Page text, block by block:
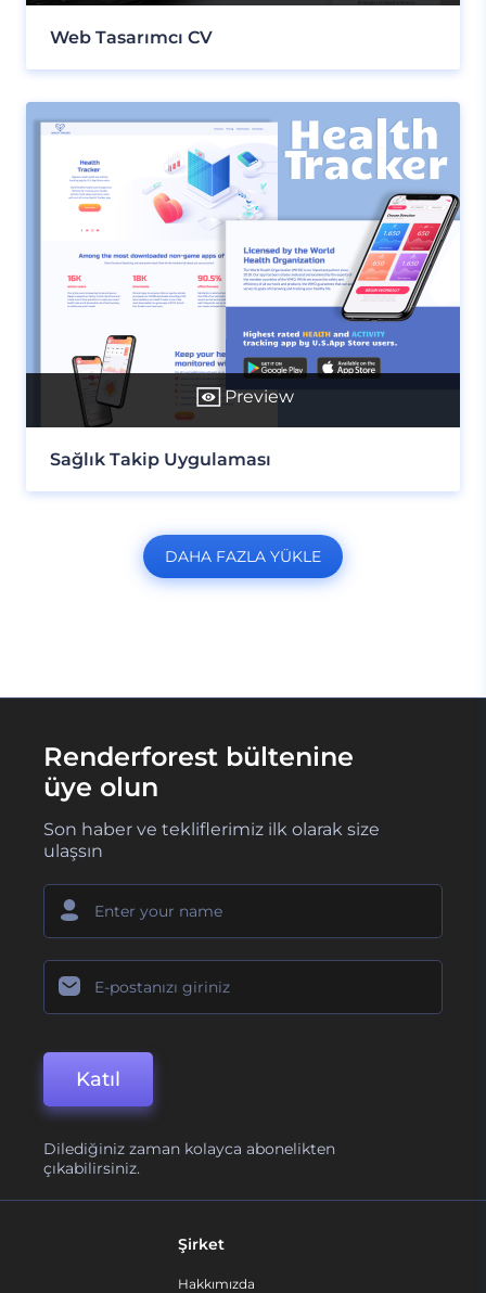
Web Tasarımcı CV
Preview
Sağlık Takip Uygulaması
DAHA FAZLA YÜKLE
Renderforest bültenine
üye olun
Son haber ve tekliflerimiz ilk olarak size
ulaşsın
Katıl
Dilediğiniz zaman kolayca abonelikten
çıkabilirsiniz.
Şirket
Hakkımızda